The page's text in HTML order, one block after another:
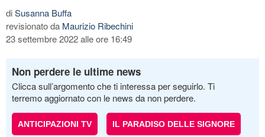
diSusanna Buffa
revisionato da Maurizio Ribechini
23 settembre 2022 alle ore 16:49
Non perdere le ultime news
Clicca sull’argomento che ti interessa per seguirlo. Ti
terremo aggiornato con le news da non perdere.
ANTICIPAZIONI TV IL PARADISO DELLE SIGNORE